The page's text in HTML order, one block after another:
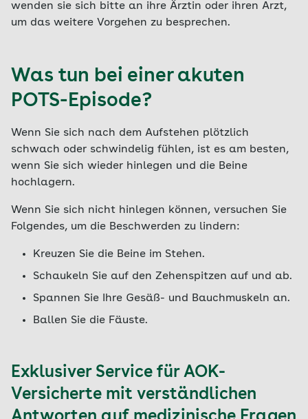
wenden sie sich bitte an ihre Ärztin oder ihren Arzt,
um das weitere Vorgehen zu besprechen.
Was tun bei einer akuten
POTS-Episode?
Wenn Sie sich nach dem Aufstehen plötzlich
schwach oder schwindelig fühlen, ist es am besten,
wenn Sie sich wieder hinlegen und die Beine
hochlagern.
Wenn Sie sich nicht hinlegen können, versuchen Sie
Folgendes, um die Beschwerden zu lindern:
Kreuzen Sie die Beine im Stehen.
Schaukeln Sie auf den Zehenspitzen auf und ab.
Spannen Sie Ihre Gesäß- und Bauchmuskeln an.
Ballen Sie die Fäuste.
Exklusiver Service für AOK-
Versicherte mit verständlichen